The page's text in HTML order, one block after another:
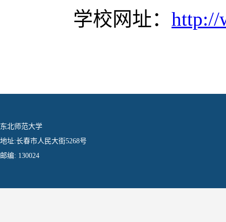
学校网址： http://
东北师范大学
地址:长春市人民大街5268号
邮编: 130024